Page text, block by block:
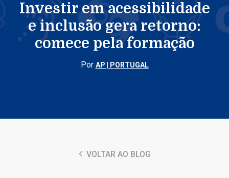
Investir em acessibilidade
e inclusão gera retorno:
comece pela formação
Por AP | PORTUGAL
VOLTAR AO BLOG